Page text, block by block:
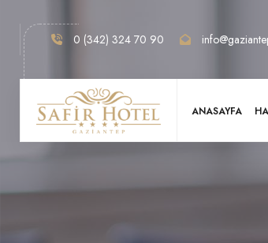
0 (342) 324 70 90
ANASAYFA